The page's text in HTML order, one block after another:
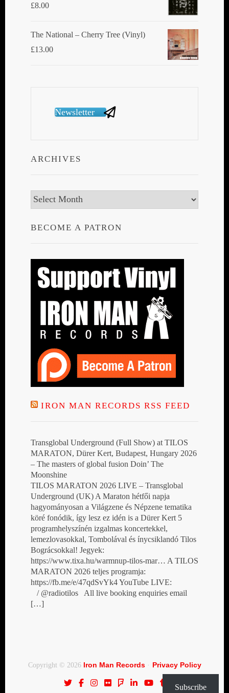
£8.00
The National ‎– Cherry Tree (Vinyl)
£13.00
Newsletter
ARCHIVES
Archives
BECOME A PATRON
IRON MAN RECORDS RSS FEED
Transglobal Underground (Full Show) at TILOS
MARATON, Dürer Kert, Budapest, Hungary 2026
– The masters of global fusion Doin’ The
Moonshine
TILOS MARATON 2026 LIVE – Transglobal
Underground (UK) A Maraton hétfői napja
hagyományosan a Világzene és Népzene tematika
köré fonódik, így lesz ez idén is a Dürer Kert 5
programhelyszínén izgalmas koncertekkel,
lemezlovasokkal, Tombolával és ínycsiklandó Tilos
Bográcsokkal! Jegyek:
https://www.tixa.hu/warmnup-tilos-mar… A TILOS
MARATON 2026 teljes programja:
https://fb.me/e/47qdSvYk4 YouTube LIVE:
/ @radiotilos All live booking enquiries email
[…]
Copyright © 2026 Iron Man Records· Privacy Policy
Subscribe